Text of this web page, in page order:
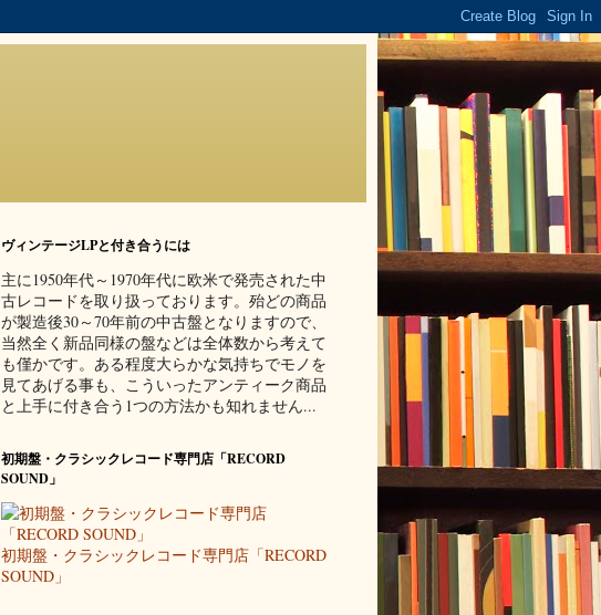
ヴィンテージLPと付き合うには
主に1950年代～1970年代に欧米で発売された中
古レコードを取り扱っております。殆どの商品
が製造後30～70年前の中古盤となりますので、
当然全く新品同様の盤などは全体数から考えて
も僅かです。ある程度大らかな気持ちでモノを
見てあげる事も、こういったアンティーク商品
と上手に付き合う1つの方法かも知れません...
初期盤・クラシックレコード専門店「RECORD
SOUND」
初期盤・クラシックレコード専門店「RECORD
SOUND」